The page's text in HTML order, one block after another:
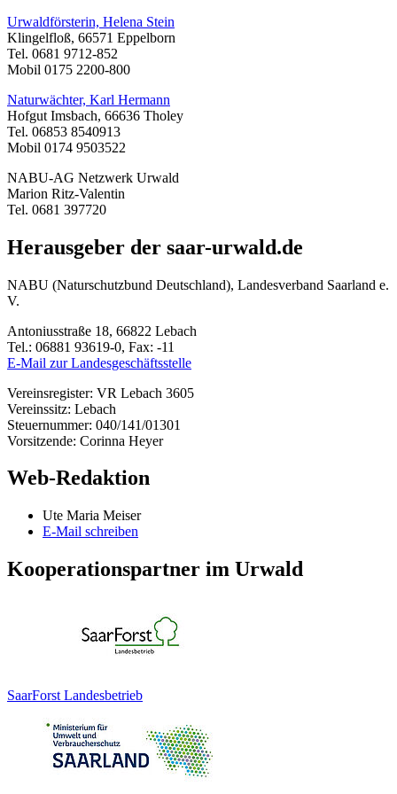
Urwaldförsterin, Helena Stein
Klingelfloß, 66571 Eppelborn
Tel. 0681 9712-852
Mobil 0175 2200-800
Naturwächter, Karl Hermann
Hofgut Imsbach, 66636 Tholey
Tel. 06853 8540913
Mobil 0174 9503522
NABU-AG Netzwerk Urwald
Marion Ritz-Valentin
Tel. 0681 397720
Herausgeber der saar-urwald.de
NABU (Naturschutzbund Deutschland), Landesverband Saarland e.
V.
Antoniusstraße 18, 66822 Lebach
Tel.: 06881 93619-0, Fax: -11
E-Mail zur Landesgeschäftsstelle
Vereinsregister: VR Lebach 3605
Vereinssitz: Lebach
Steuernummer: 040/141/01301
Vorsitzende: Corinna Heyer
Web-Redaktion
Ute Maria Meiser
E-Mail schreiben
Kooperationspartner im Urwald
SaarForst Landesbetrieb